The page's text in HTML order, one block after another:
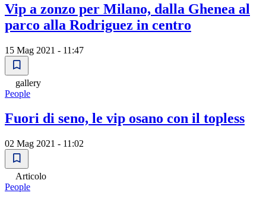
Vip a zonzo per Milano, dalla Ghenea al
parco alla Rodriguez in centro
15 Mag 2021 - 11:47
gallery
People
Fuori di seno, le vip osano con il topless
02 Mag 2021 - 11:02
Articolo
People